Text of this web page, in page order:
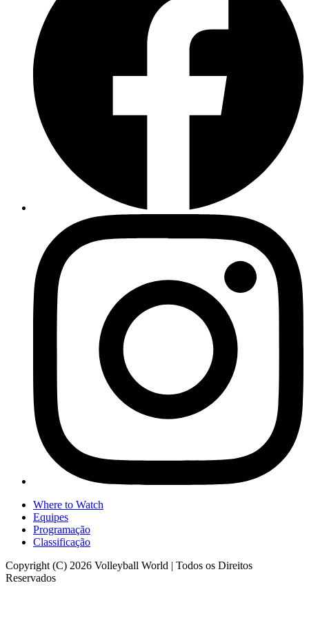
Where to Watch
Equipes
Programação
Classificação
Copyright (C) 2026 Volleyball World | Todos os Direitos
Reservados